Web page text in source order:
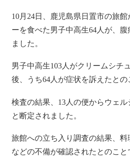
10月24日、鹿児島県日置市の旅
ーを食べた男子中高生64人が、
ました。
男子中高生103人がクリームシチ
後、うち64人が症状を訴えたとの
検査の結果、13人の便からウェ
と断定されました。
旅館への立ち入り調査の結果、
などの不備が確認されたとのこと